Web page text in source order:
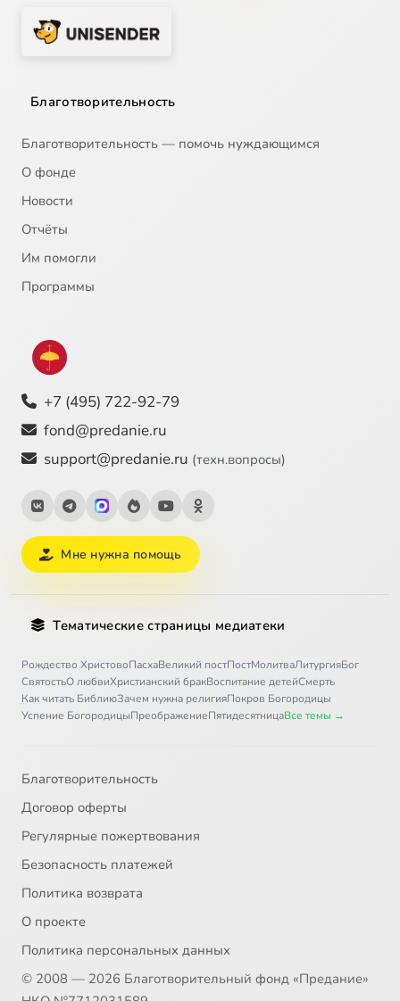
Благотворительность
Благотворительность — помочь нуждающимся
О фонде
Новости
Отчёты
Им помогли
Программы
+7 (495) 722-92-79
fond@predanie.ru
support@predanie.ru (техн.вопросы)
Мне нужна помощь
Тематические страницы медиатеки
Рождество ХристовоПасхаВеликий постПостМолитваЛитургияБог
СвятостьО любвиХристианский бракВоспитание детейСмерть
Как читать БиблиюЗачем нужна религияПокров Богородицы
Успение БогородицыПреображениеПятидесятницаВсе темы →
Благотворительность
Договор оферты
Регулярные пожертвования
Безопасность платежей
Политика возврата
О проекте
Политика персональных данных
© 2008 — 2026 Благотворительный фонд «Предание»